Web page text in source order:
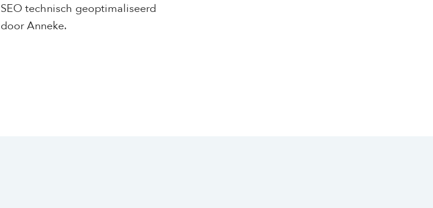
SEO technisch geoptimaliseerd
door Anneke.